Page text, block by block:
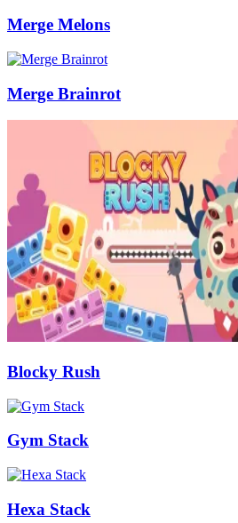
Merge Melons
Merge Brainrot
Blocky Rush
Gym Stack
Hexa Stack